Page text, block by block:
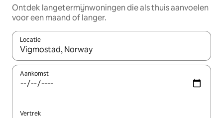
Ontdek langetermijnwoningen die als thuis aanvoelen
voor een maand of langer.
Locatie
Wanneer er resultaten beschikbaar zijn, maak je een keuze
Aankomst
Vertrek